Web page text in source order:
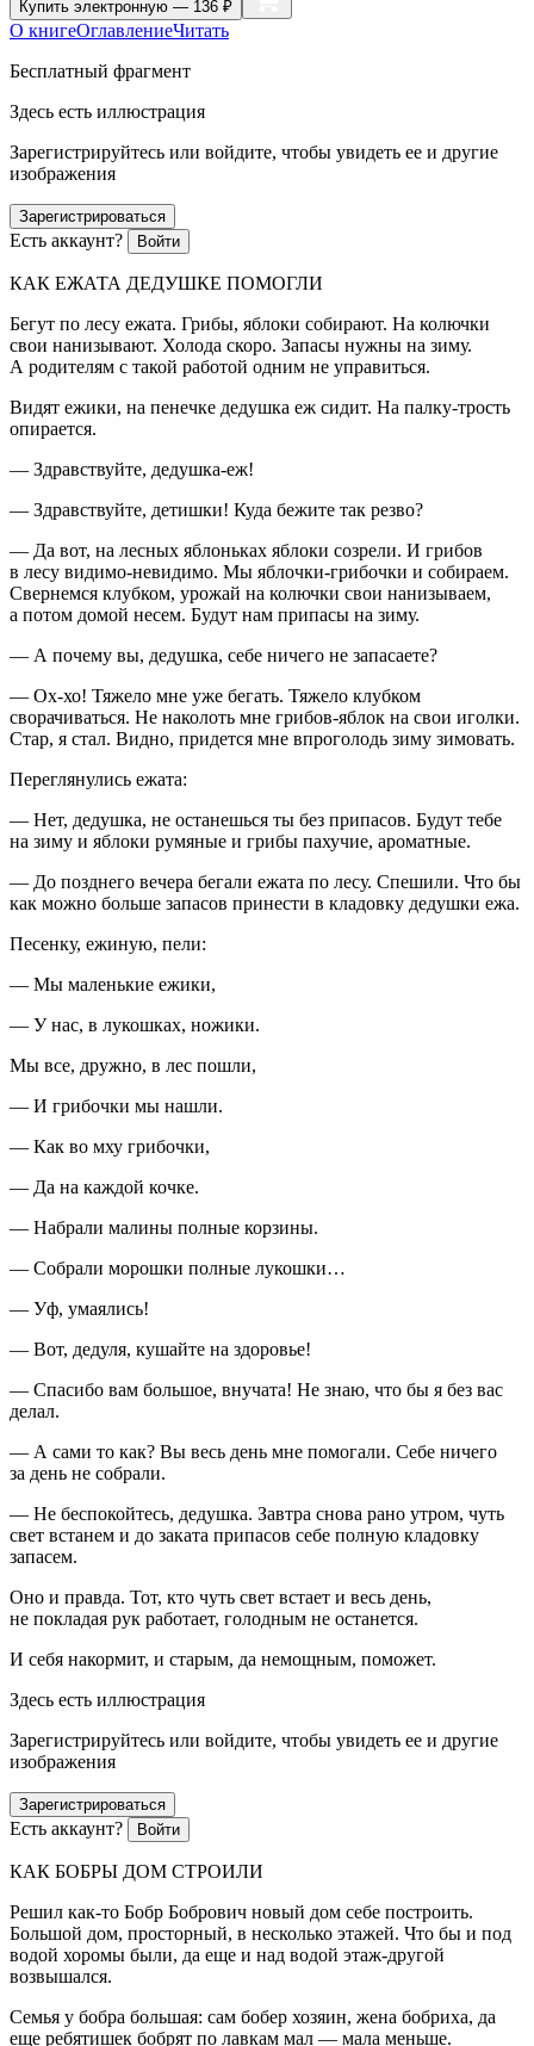
Купить электронную — 136 ₽
О книгеОглавлениеЧитать
Бесплатный фрагмент
Здесь есть иллюстрация
Зарегистрируйтесь или войдите, чтобы увидеть ее и другие
изображения
Зарегистрироваться
Есть аккаунт? Войти
КАК ЕЖАТА ДЕДУШКЕ ПОМОГЛИ
Бегут по лесу ежата. Грибы, яблоки собирают. На колючки
свои нанизывают. Холода скоро. Запасы нужны на зиму.
А родителям с такой работой одним не управиться.
Видят ежики, на пенечке дедушка еж сидит. На палку-трость
опирается.
— Здравствуйте, дедушка-еж!
— Здравствуйте, детишки! Куда бежите так резво?
— Да вот, на лесных яблоньках яблоки созрели. И грибов
в лесу видимо-невидимо. Мы яблочки-грибочки и собираем.
Свернемся клубком, урожай на колючки свои нанизываем,
а потом домой несем. Будут нам припасы на зиму.
— А почему вы, дедушка, себе ничего не запасаете?
— Ох-хо! Тяжело мне уже бегать. Тяжело клубком
сворачиваться. Не наколоть мне грибов-яблок на свои иголки.
Стар, я стал. Видно, придется мне впроголодь зиму зимовать.
Переглянулись ежата:
— Нет, дедушка, не останешься ты без припасов. Будут тебе
на зиму и яблоки румяные и грибы пахучие, ароматные.
— До позднего вечера бегали ежата по лесу. Спешили. Что бы
как можно больше запасов принести в кладовку дедушки ежа.
Песенку, ежиную, пели:
— Мы маленькие ежики,
— У нас, в лукошках, ножики.
Мы все, дружно, в лес пошли,
— И грибочки мы нашли.
— Как во мху грибочки,
— Да на каждой кочке.
— Набрали малины полные корзины.
— Собрали морошки полные лукошки…
— Уф, умаялись!
— Вот, дедуля, кушайте на здоровье!
— Спасибо вам большое, внучата! Не знаю, что бы я без вас
делал.
— А сами то как? Вы весь день мне помогали. Себе ничего
за день не собрали.
— Не беспокойтесь, дедушка. Завтра снова рано утром, чуть
свет встанем и до заката припасов себе полную кладовку
запасем.
Оно и правда. Тот, кто чуть свет встает и весь день,
не покладая рук работает, голодным не останется.
И себя накормит, и старым, да немощным, поможет.
Здесь есть иллюстрация
Зарегистрируйтесь или войдите, чтобы увидеть ее и другие
изображения
Зарегистрироваться
Есть аккаунт? Войти
КАК БОБРЫ ДОМ СТРОИЛИ
Решил как-то Бобр Бобрович новый дом себе построить.
Большой дом, просторный, в несколько этажей. Что бы и под
водой хоромы были, да еще и над водой этаж-другой
возвышался.
Семья у бобра большая: сам бобер хозяин, жена бобриха, да
еще ребятишек бобрят по лавкам мал — мала меньше.